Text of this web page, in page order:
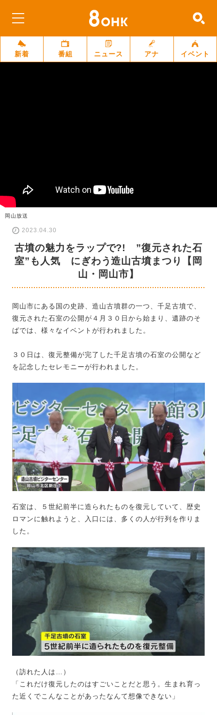
新着 番組 ニュース アナ イベント
岡山放送
2023.04.30
古墳の魅力をラップで?! ”復元された石
室”も人気 にぎわう造山古墳まつり【岡
山・岡山市】
岡山市にある国の史跡、造山古墳群の一つ、千足古墳で、
復元された石室の公開が４月３０日から始まり、遺跡のそ
ばでは、様々なイベントが行われました。
３０日は、復元整備が完了した千足古墳の石室の公開など
を記念したセレモニーが行われました。
石室は、５世紀前半に造られたものを復元していて、歴史
ロマンに触れようと、入口には、多くの人が行列を作りま
した。
（訪れた人は…）
「これだけ復元したのはすごいことだと思う。生まれ育っ
た近くでこんなことがあったなんて想像できない」